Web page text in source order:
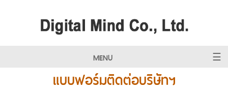
MENU
แบบฟอร์มติดต่อบริษัทฯ